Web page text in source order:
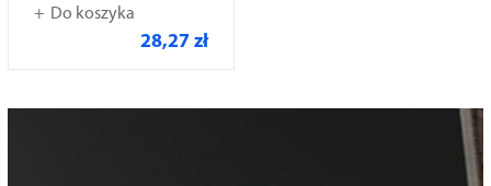
Do koszyka
28,27 zł